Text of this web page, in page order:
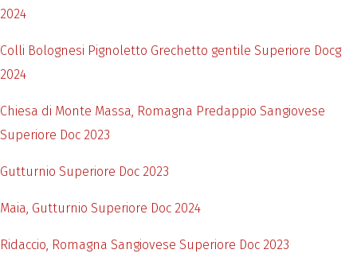
2024
Colli Bolognesi Pignoletto Grechetto gentile Superiore Docg
2024
Chiesa di Monte Massa, Romagna Predappio Sangiovese
Superiore Doc 2023
Gutturnio Superiore Doc 2023
Maia, Gutturnio Superiore Doc 2024
Ridaccio, Romagna Sangiovese Superiore Doc 2023